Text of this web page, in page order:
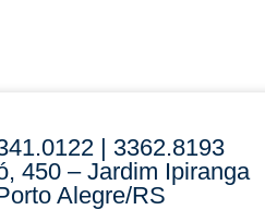
| 3362.8193
450 – Jardim Ipiranga
Alegre/RS